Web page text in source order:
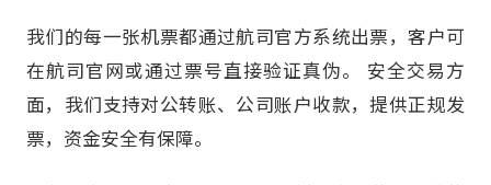
我们的每一张机票都通过航司官方系统出票，客户可
在航司官网或通过票号直接验证真伪。 安全交易方
面，我们支持对公转账、公司账户收款，提供正规发
票，资金安全有保障。